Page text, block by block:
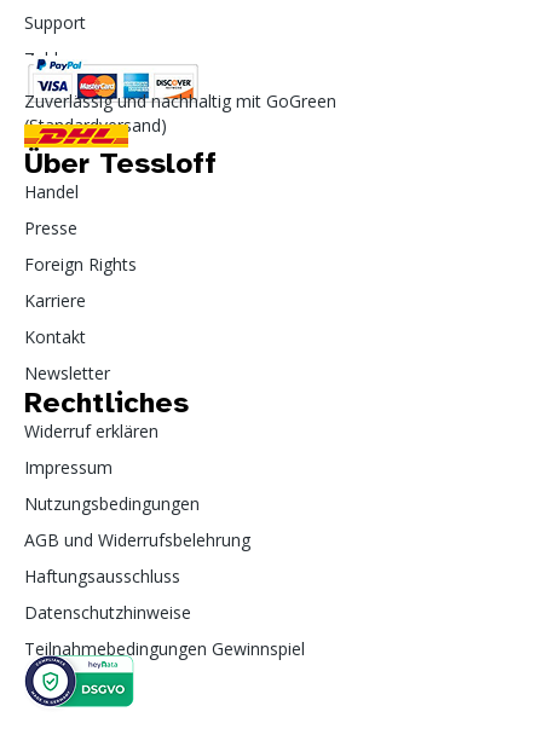
Support
Zahlung
Zuverlässig und nachhaltig mit GoGreen
(Standardversand)
Über Tessloff
Handel
Presse
Foreign Rights
Karriere
Kontakt
Newsletter
Rechtliches
Widerruf erklären
Impressum
Nutzungsbedingungen
AGB und Widerrufsbelehrung
Haftungsausschluss
Datenschutzhinweise
Teilnahmebedingungen Gewinnspiel